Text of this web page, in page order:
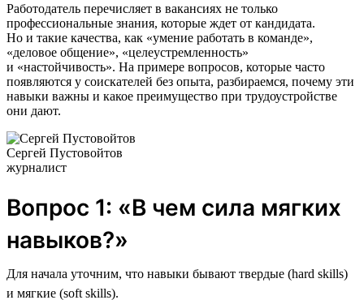
Работодатель перечисляет в вакансиях не только
профессиональные знания, которые ждет от кандидата.
Но и такие качества, как «умение работать в команде»,
«деловое общение», «целеустремленность»
и «настойчивость». На примере вопросов, которые часто
появляются у соискателей без опыта, разбираемся, почему эти
навыки важны и какое преимущество при трудоустройстве
они дают.
Сергей Пустовойтов
журналист
Вопрос 1: «В чем сила мягких
навыков?»
Для начала уточним, что навыки бывают твердые (hard skills)
и мягкие (soft skills).